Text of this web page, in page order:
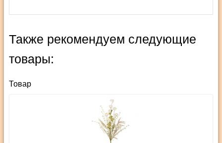
Также рекомендуем следующие
товары:
Товар